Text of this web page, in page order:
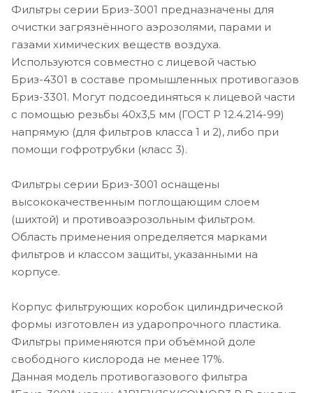
Фильтры серии Бриз-3001 предназначены для
очистки загрязнённого аэрозолями, парами и
газами химических веществ воздуха.
Используются совместно с лицевой частью
Бриз-4301 в составе промышленных противогазов
Бриз-3301. Могут подсоединяться к лицевой части
с помощью резьбы 40х3,5 мм (ГОСТ Р 12.4.214-99)
напрямую (для фильтров класса 1 и 2), либо при
помощи гофротрубки (класс 3).
Фильтры серии Бриз-3001 оснащены
высококачественным поглощающим слоем
(шихтой) и противоаэрозольным фильтром.
Область применения определяется марками
фильтров и классом защиты, указанными на
корпусе.
Корпус фильтрующих коробок цилиндрической
формы изготовлен из ударопрочного пластика.
Фильтры применяются при объёмной доле
свободного кислорода не менее 17%.
Данная модель противогазового фильтра